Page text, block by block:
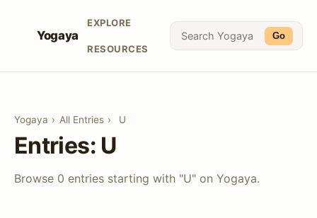
Yogaya
EXPLORE
RESOURCES
Go
Yogaya › All Entries › U
Entries: U
Browse 0 entries starting with "U" on Yogaya.